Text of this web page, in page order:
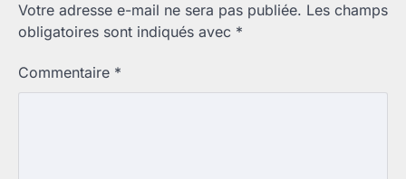
Votre adresse e-mail ne sera pas publiée. Les champs
obligatoires sont indiqués avec *
Commentaire *